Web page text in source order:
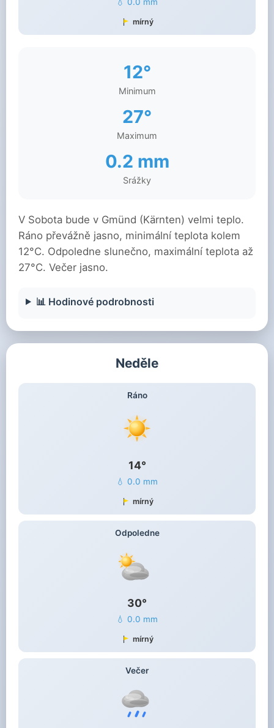
mírný
12°
Minimum
27°
Maximum
0.2 mm
Srážky
V Sobota bude v Gmünd (Kärnten) velmi teplo.
Ráno převážně jasno, minimální teplota kolem
12°C. Odpoledne slunečno, maximální teplota až
27°C. Večer jasno.
📊 Hodinové podrobnosti
Neděle
Ráno
14°
💧 0.0 mm
mírný
Odpoledne
30°
💧 0.0 mm
mírný
Večer